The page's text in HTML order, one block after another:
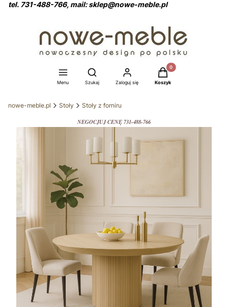
tel. 731-488-766, mail: sklep@nowe-meble.pl
Menu
Otwórz wyszukiwarkę
Szukaj Zaloguj się
Produkty w koszyku:
Koszyk
nowe-meble.pl Stoły Stoły z forniru
NEGOCJUJ CENĘ 731-488-766